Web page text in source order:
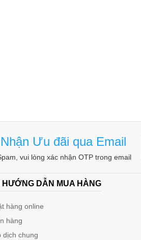
Ưu đãi qua Email
vui lòng xác nhận OTP trong email
HƯỚNG DẪN MUA HÀNG
hàng online
hàng
dịch chung